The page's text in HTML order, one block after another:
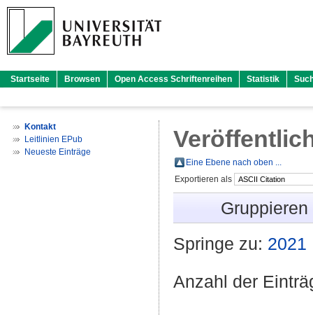
Startseite Browsen Open Access Schriftenreihen Statistik
Kontakt
Leitlinien EPub
Neueste Einträge
Eine Ebene nach oben ...
Exportieren als
Springe zu: 2021
Anzahl der